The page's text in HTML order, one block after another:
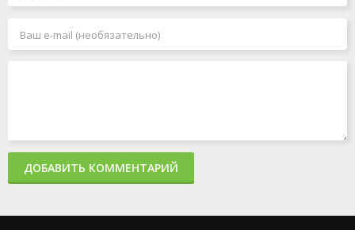
ДОБАВИТЬ КОММЕНТАРИЙ